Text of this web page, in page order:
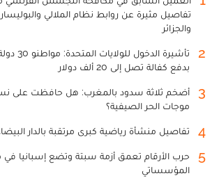
تفاصيل مثيرة عن روابط نظام الملالي
والجزائر
2
تأشيرة
بدفع كفالة تصل إلى 20 ألف دولار
3
أضخم ثلاثة سدود بالمغرب: هل حافظت على
موجات الحر الصيفية؟
4 تفاصيل منشأة رياضية كبرى مرتقبة بالدار
5
حرب الأرقام تعمق أزمة سبتة وتضع إسبانيا في
المؤسساتي